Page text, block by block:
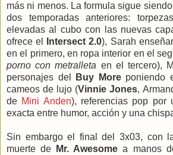
más ni menos. La formula sigue
dos temporadas anteriores:
elevadas al cubo con las nuevas
ofrece el
Intersect 2.0), Sarah
en el primero, en ropa interior en el
porno con metralleta en el tercero),
personajes del
Buy Moreponiendo
cameos de lujo (Vinnie Jones,
de Mini Anden), referencias pop por
exacta entre humor, acción y una
Sin embargo el final del 3x03, con
muerte de
Mr. Awesome a manos